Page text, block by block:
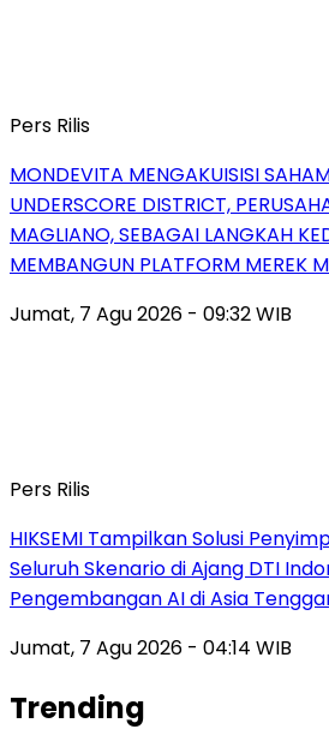
Pers Rilis
MONDEVITA MENGAKUISISI
UNDERSCORE DISTRICT,
MAGLIANO, SEBAGAI LANGKAH
MEMBANGUN PLATFORM MEREK
Jumat, 7 Agu 2026 - 09:32 WIB
Pers Rilis
HIKSEMI Tampilkan Solusi
Seluruh Skenario di Ajang DTI
Pengembangan AI di Asia
Jumat, 7 Agu 2026 - 04:14 WIB
Trending